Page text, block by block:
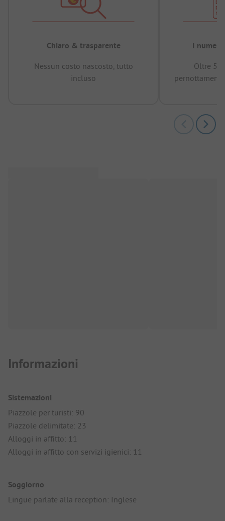
Chiaro & trasparente
Nessun costo nascosto, tutto
incluso
I numeri
Oltre
Informazioni
Sistemazioni
Piazzole per turisti: 90
Piazzole delimitate: 23
Alloggi in affitto: 11
Alloggi in affitto con servizi igienici: 11
Soggiorno
Lingue parlate alla reception: Inglese